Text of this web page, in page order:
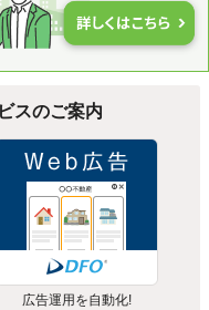
スのご案内
広告運用を自動化!